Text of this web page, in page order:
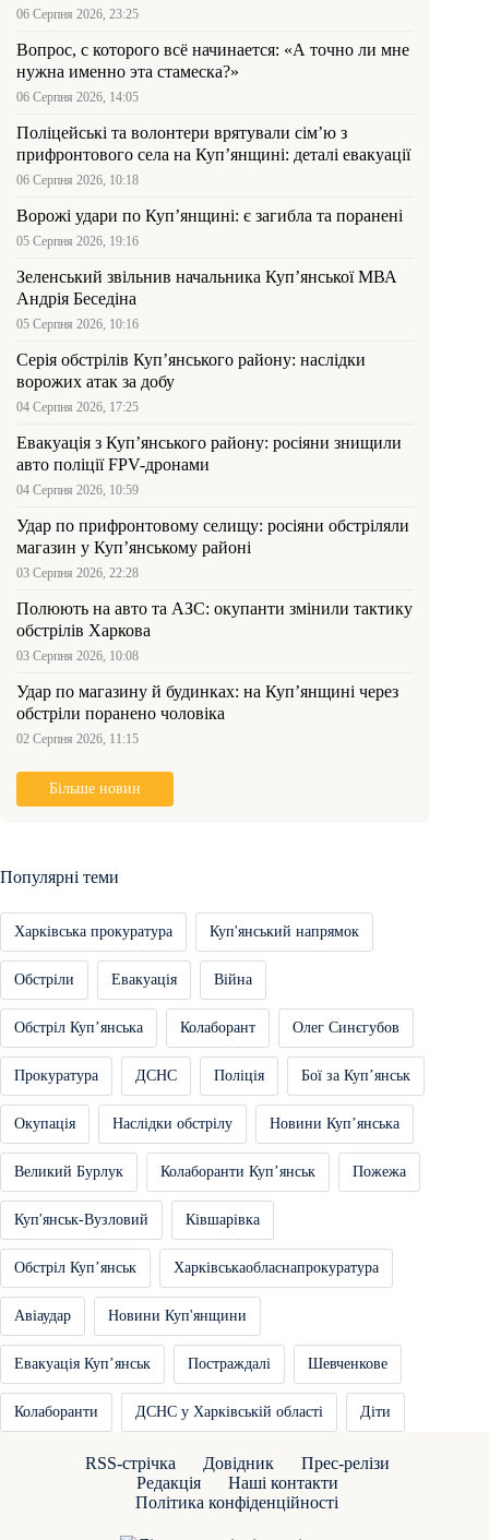
06 Серпня 2026, 23:25
Вопрос, с которого всё начинается: «А точно ли мне
нужна именно эта стамеска?»
06 Серпня 2026, 14:05
Поліцейські та волонтери врятували сім’ю з
прифронтового села на Куп’янщині: деталі евакуації
06 Серпня 2026, 10:18
Ворожі удари по Куп’янщині: є загибла та поранені
05 Серпня 2026, 19:16
Зеленський звільнив начальника Купʼянської МВА
Андрія Беседіна
05 Серпня 2026, 10:16
Серія обстрілів Куп’янського району: наслідки
ворожих атак за добу
04 Серпня 2026, 17:25
Евакуація з Куп’янського району: росіяни знищили
авто поліції FPV-дронами
04 Серпня 2026, 10:59
Удар по прифронтовому селищу: росіяни обстріляли
магазин у Куп’янському районі
03 Серпня 2026, 22:28
Полюють на авто та АЗС: окупанти змінили тактику
обстрілів Харкова
03 Серпня 2026, 10:08
Удар по магазину й будинках: на Куп’янщині через
обстріли поранено чоловіка
02 Серпня 2026, 11:15
Більше новин
Популярні теми
Харківська прокуратура Куп'янський напрямок
Обстріли Евакуація Війна
Обстріл Купʼянська Колаборант Олег Синєгубов
Прокуратура ДСНС Поліція Бої за Купʼянськ
Окупація Наслідки обстрілу Новини Купʼянська
Великий Бурлук Колаборанти Купʼянськ Пожежа
Куп'янськ-Вузловий Ківшарівка
Обстріл Купʼянськ Харківськаобласнапрокуратура
Авіаудар Новини Куп'янщини
Евакуація Купʼянськ Постраждалі Шевченкове
Колаборанти ДСНС у Харківській області Діти
RSS-стрічка Довідник
Прес-релізи
Редакція
Наші контакти
Політика конфіденційності